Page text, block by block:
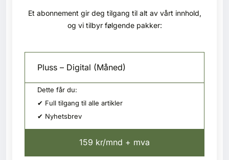
Et abonnement gir deg tilgang til alt av vårt innhold,
og vi tilbyr følgende pakker:
Pluss – Digital (Måned)
Dette får du:
✔ Full tilgang til alle artikler
✔ Nyhetsbrev
159 kr/mnd + mva